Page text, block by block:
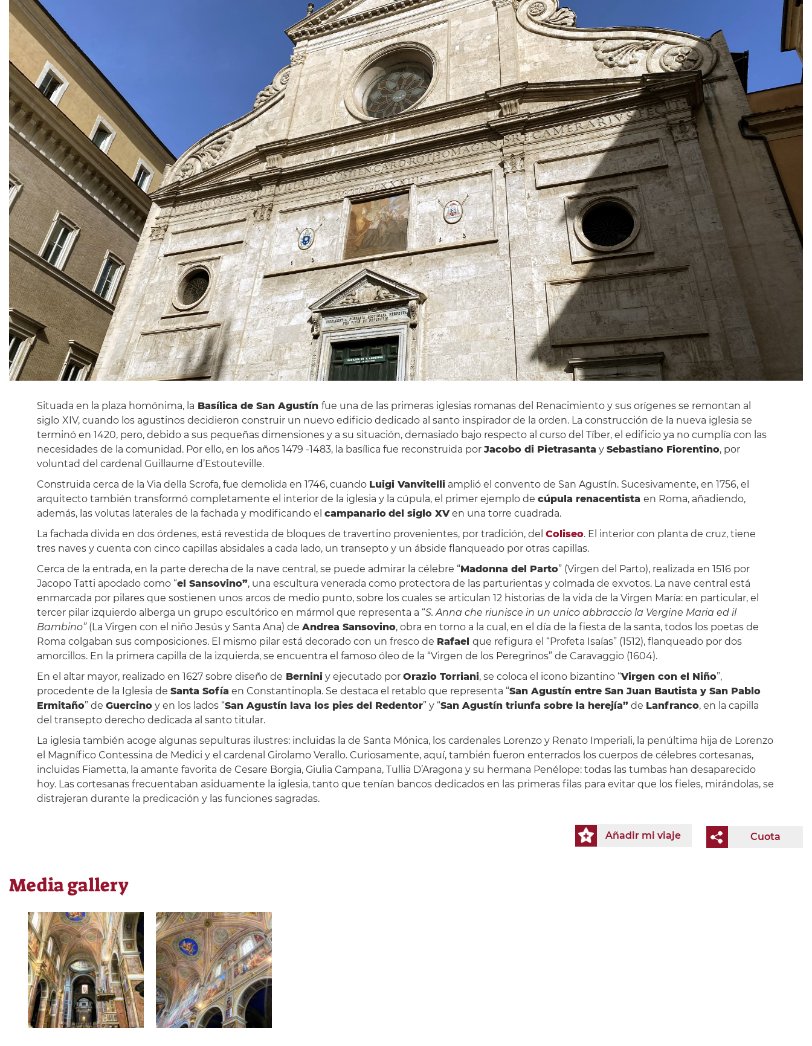
Situada en la plaza homónima, la Basílica de San Agustín fue una de las primeras iglesias romanas del Renacimiento y sus orígenes se remontan al
siglo XIV, cuando los agustinos decidieron construir un nuevo edificio dedicado al santo inspirador de la orden. La construcción de la nueva iglesia se
terminó en 1420, pero, debido a sus pequeñas dimensiones y a su situación, demasiado bajo respecto al curso del Tíber, el edificio ya no cumplía con las
necesidades de la comunidad. Por ello, en los años 1479 -1483, la basílica fue reconstruida por Jacobo di Pietrasanta y Sebastiano Fiorentino, por
voluntad del cardenal Guillaume d’Estouteville.
Construida cerca de la Via della Scrofa, fue demolida en 1746, cuando Luigi Vanvitelliamplió el convento de San Agustín. Sucesivamente, en 1756, el
arquitecto también transformó completamente el interior de la iglesia y la cúpula, el primer ejemplo de cúpula renacentista en Roma, añadiendo,
además, las volutas laterales de la fachada y modificando el campanario del siglo XVen una torre cuadrada.
La fachada divida en dos órdenes, está revestida de bloques de travertino provenientes, por tradición, del Coliseo. El interior con planta de cruz, tiene
tres naves y cuenta con cinco capillas absidales a cada lado, un transepto y un ábside flanqueado por otras capillas.
Cerca de la entrada, en la parte derecha de la nave central, se puede admirar la célebre “Madonna del Parto” (Virgen del Parto), realizada en 1516 por
Jacopo Tatti apodado como “el Sansovino”, una escultura venerada como protectora de las parturientas y colmada de exvotos. La nave central está
enmarcada por pilares que sostienen unos arcos de medio punto, sobre los cuales se articulan 12 historias de la vida de la Virgen María: en particular, el
tercer pilar izquierdo alberga un grupo escultórico en mármol que representa a “S. Anna che riunisce in un unico abbraccio la Vergine Maria ed il
Bambino” (La Virgen con el niño Jesús y Santa Ana) de Andrea Sansovino, obra en torno a la cual, en el día de la fiesta de la santa, todos los poetas de
Roma colgaban sus composiciones. El mismo pilar está decorado con un fresco de Rafael que refigura el “Profeta Isaías” (1512), flanqueado por dos
amorcillos. En la primera capilla de la izquierda, se encuentra el famoso óleo de la “Virgen de los Peregrinos” de Caravaggio (1604).
En el altar mayor, realizado en 1627 sobre diseño de Berniniy ejecutado por Orazio Torriani, se coloca el icono bizantino “Virgen con el Niño”,
procedente de la Iglesia de Santa Sofía en Constantinopla. Se destaca el retablo que representa “San Agustín entre San Juan Bautista y San Pablo
Ermitaño” de Guercinoy en los lados “San Agustín lava los pies del Redentor” y “San Agustín triunfa sobre la herejía”de Lanfranco, en la capilla
del transepto derecho dedicada al santo titular.
La iglesia también acoge algunas sepulturas ilustres: incluidas la de Santa Mónica, los cardenales Lorenzo y Renato Imperiali, la penúltima hija de Lorenzo
el Magnífico Contessina de Medici y el cardenal Girolamo Verallo. Curiosamente, aquí, también fueron enterrados los cuerpos de célebres cortesanas,
incluidas Fiametta, la amante favorita de Cesare Borgia, Giulia Campana, Tullia D’Aragona y su hermana Penélope: todas las tumbas han desaparecido
hoy. Las cortesanas frecuentaban asiduamente la iglesia, tanto que tenían bancos dedicados en las primeras filas para evitar que los fieles, mirándolas, se
distrajeran durante la predicación y las funciones sagradas.
Cuota
Añadir mi viaje
Media gallery